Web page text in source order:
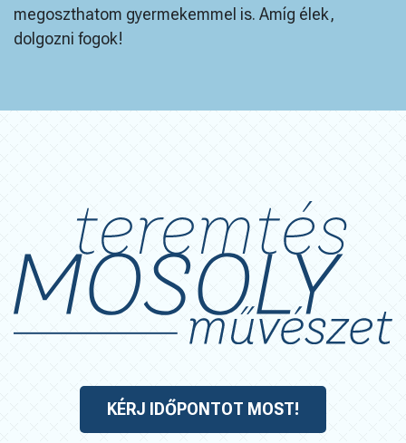
megoszthatom gyermekemmel is. Amíg élek,
dolgozni fogok!
KÉRJ IDŐPONTOT MOST!